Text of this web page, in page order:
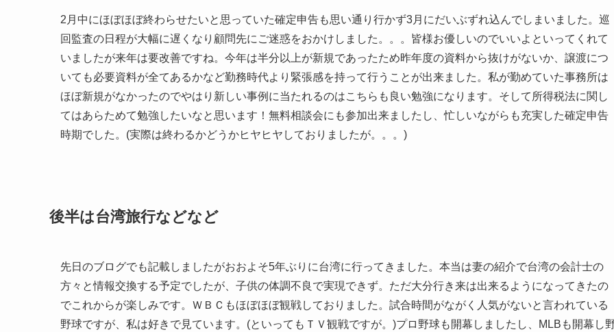
2月中にほぼほぼ終わらせたいと思っていた確定申告も思い通り行かず3月にだいぶずれ込んでしまいました。巡
回監査の日程が大幅に遅くなり顧問先にご迷惑をおかけしました。。。皆様お優しいのでいいよといってくれて
いましたが来年は要改善ですね。今年は半分以上が新規であったため昨年度の資料から抜けがないか、譲渡につ
いても必要資料が全てあるかなど勤務時代より緊張感を持って行うことが出来ました。私が勤めていた事務所は
ほぼ新規がなかったのでやはり新しい事例に当たれるのはこちらも良い勉強になります。そして所得税法に関し
てはあらためて勉強したいなと思います！無料相談会にも参加出来ましたし、忙しいながらも充実した確定申告
時期でした。(実際は終わるかどうかヒヤヒヤしておりましたが。。。)
後半は台湾旅行などなど
先日のブログでも記載しましたがおおよそ5年ぶりに台湾に行ってきました。本当は妻の紹介で台湾の会計士の
方々と情報交換する予定でしたが、子供の体調不良で実現できず。ただ大分行き来は出来るようになってきたの
でこれからが楽しみです。ＷＢＣもほぼほぼ観戦しておりました。試合時間がながく人気がないと言われている
野球ですが、私は好きで見ています。(といってもＴＶ観戦ですが。)プロ野球も開幕しましたし、MLBも開幕し